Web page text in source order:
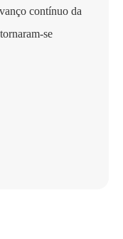
contínuo da
se